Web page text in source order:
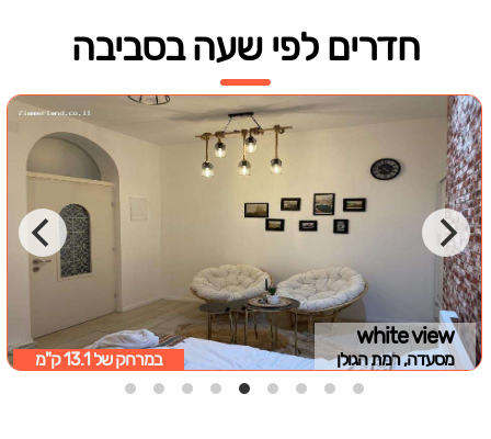
חדרים לפי שעה בסביבה
white view
מסעדה, רמת הגולן במרחק של 13.1 ק"מ